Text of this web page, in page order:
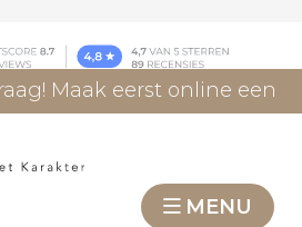
Maak eerst online een
MENU